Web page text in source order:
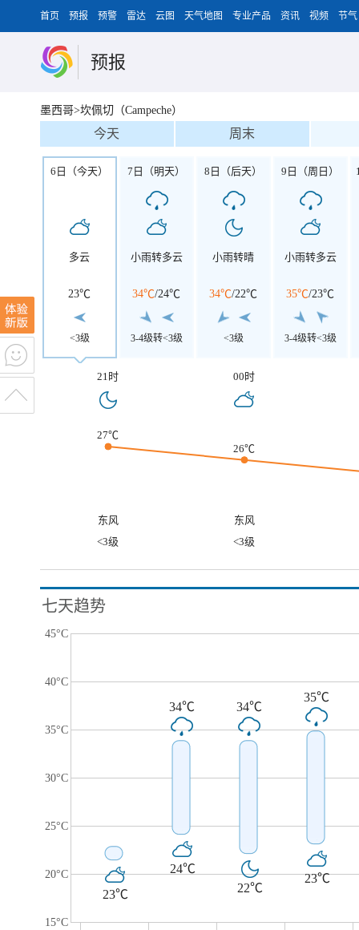
首页 预报 预警 雷达 云图 天气地图 专业产品 资讯 视频 节气
预报
墨西哥>坎佩切（Campeche）
今天 周末
6日（今天）
多云
23℃
<3级
7日（明天）
小雨转多云
34℃/24℃
3-4级转<3级
8日（后天）
小雨转晴
34℃/22℃
<3级
9日（周日）
小雨转多云
35℃/23℃
3-4级转<3级
21时 00时
27℃
26℃
东风
东风
<3级
<3级
七天趋势
45°C
40°C
35°C
30°C
25°C
20°C
15°C
23℃
34℃
24℃
34℃
22℃
35℃
23℃